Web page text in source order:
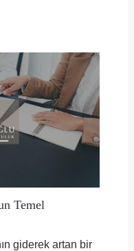
Temel
giderek artan bir